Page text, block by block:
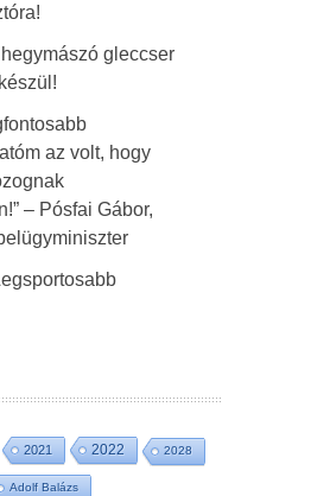
gleccser
az volt, hogy
– Pósfai Gábor,
2021 2022 2028
Adolf Balázs